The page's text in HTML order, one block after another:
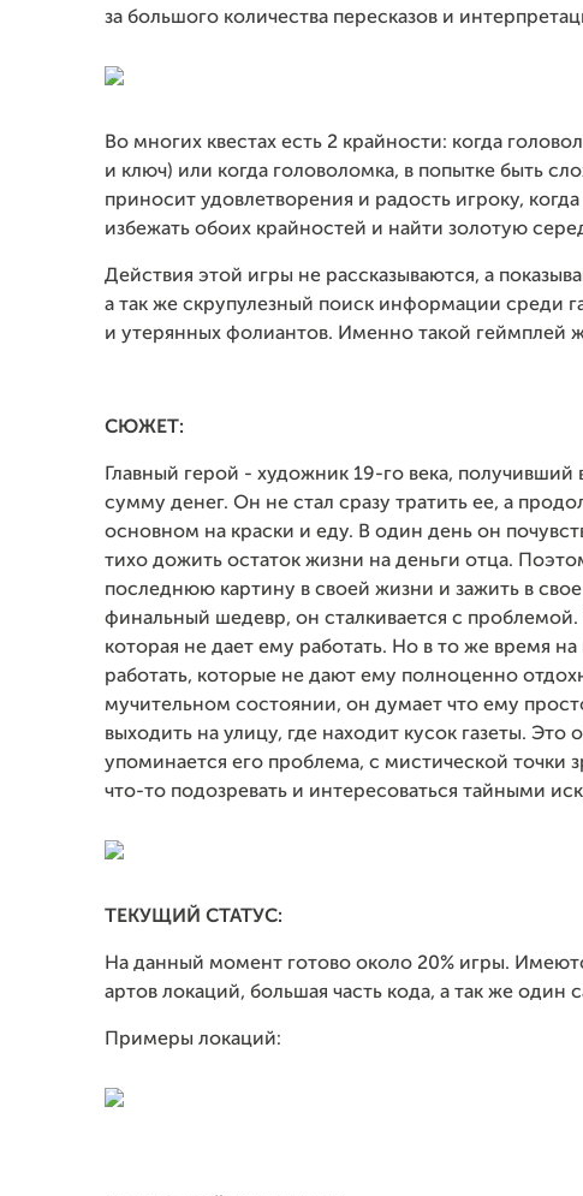
за большого количества пересказов и
Во многих квестах есть 2 крайности: когда
и ключ) или когда головоломка, в попытке быть
приносит удовлетворения и радость игроку,
избежать обоих крайностей и найти золотую
Действия этой игры не рассказываются, а
а так же скрупулезный поиск информации среди
и утерянных фолиантов. Именно такой геймплей
СЮЖЕТ:
Главный герой - художник 19-го века,
сумму денег. Он не стал сразу тратить ее, а
основном на краски и еду. В один день он
тихо дожить остаток жизни на деньги отца.
последнюю картину в своей жизни и зажить в
финальный шедевр, он сталкивается с
которая не дает ему работать. Но в то же время
работать, которые не дают ему полноценно
мучительном состоянии, он думает что ему
выходить на улицу, где находит кусок газеты.
упоминается его проблема, с мистической
что-то подозревать и интересоваться тайными
ТЕКУЩИЙ СТАТУС:
На данный момент готово около 20% игры.
артов локаций, большая часть кода, а так же один
Примеры локаций: